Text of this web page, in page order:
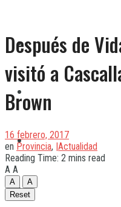
Lanús
Quilmes
Varela
Después de
visitó a
Brown
16 febrero, 2017
en Provincia, |Actualidad
Reading Time: 2 mins read
A A
A
A
Reset